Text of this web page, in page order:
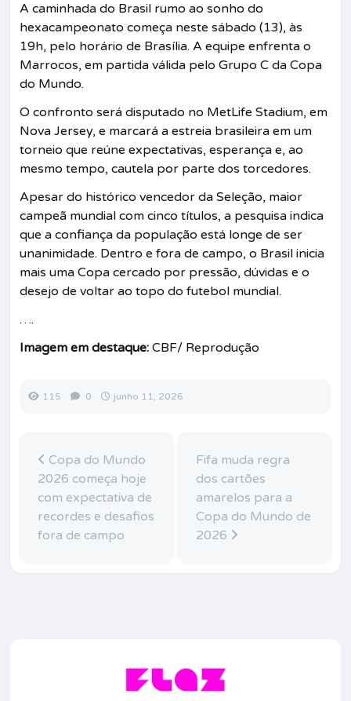
A caminhada do Brasil rumo ao sonho do
hexacampeonato começa neste sábado (13), às
19h, pelo horário de Brasília. A equipe enfrenta o
Marrocos, em partida válida pelo Grupo C da Copa
do Mundo.
O confronto será disputado no MetLife Stadium, em
Nova Jersey, e marcará a estreia brasileira em um
torneio que reúne expectativas, esperança e, ao
mesmo tempo, cautela por parte dos torcedores.
Apesar do histórico vencedor da Seleção, maior
campeã mundial com cinco títulos, a pesquisa indica
que a confiança da população está longe de ser
unanimidade. Dentro e fora de campo, o Brasil inicia
mais uma Copa cercado por pressão, dúvidas e o
desejo de voltar ao topo do futebol mundial.
….
Imagem em destaque:CBF/ Reprodução
115 0 junho 11, 2026
Copa do Mundo
2026 começa hoje
com expectativa de
recordes e desafios
fora de campo
Fifa muda regra
dos cartões
amarelos para a
Copa do Mundo de
2026